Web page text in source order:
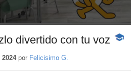
divertido con tu voz
-
por Felicisimo G.